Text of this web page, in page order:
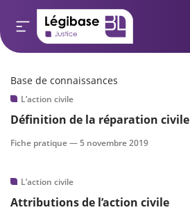
de l’expert
Base de connaissances
L’action civile
Définition de la réparation civile
Fiche pratique —5 novembre 2019
L’action civile
Attributions de l’action civile